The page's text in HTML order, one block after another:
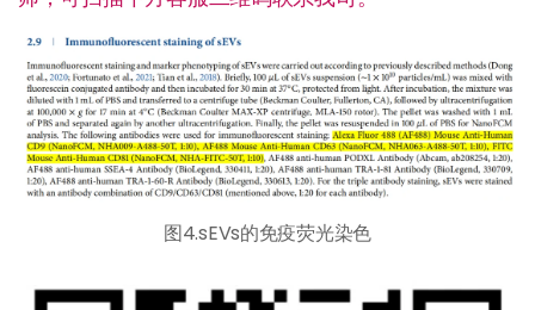
图4.sEVs的免疫荧光染色